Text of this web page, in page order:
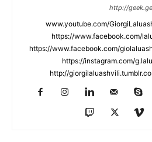
http://geek.ge
www.youtube.com/
https://www.facebook.com/
https://www.facebook.com/
https://instagram.com/
http://